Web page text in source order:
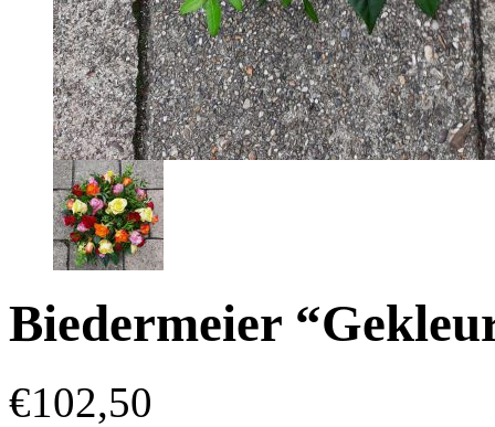
Biedermeier
€102,50